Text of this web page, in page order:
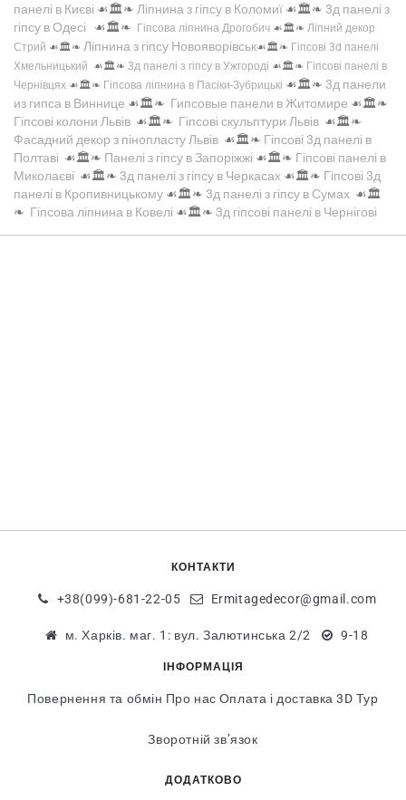
панелі в Києві ☙🏛️❧ Ліпнина з гіпсу в Коломиї ☙🏛️❧ 3д панелі з
гіпсу в Одесі ☙🏛️❧ Гіпсова ліпнина Дрогобич ☙🏛️❧ Ліпний декор
Стрий ☙🏛️❧ Ліпнина з гіпсу Новояворівськ☙🏛️❧ Гіпсові 3d панелі
Хмельницький ☙🏛️❧ 3д панелі з гіпсу в Ужгороді ☙🏛️❧ Гіпсові панелі в
Чернівцях ☙🏛️❧ Гіпсова ліпнина в Пасіки-Зубрицькі ☙🏛️❧ 3д панели
из гипса в Виннице ☙🏛️❧ Гипсовые панели в Житомире ☙🏛️❧
Гіпсові колони Львів ☙🏛️❧ Гіпсові скульптури Львів ☙🏛️❧
Фасадний декор з пінопласту Львів ☙🏛️❧ Гіпсові 3д панелі в
Полтаві ☙🏛️❧ Панелі з гіпсу в Запоріжжі ☙🏛️❧ Гіпсові панелі в
Миколаєві ☙🏛️❧ 3д панелі з гіпсу в Черкасах ☙🏛️❧ Гіпсові 3д
панелі в Кропивницькому ☙🏛️❧ 3д панелі з гіпсу в Сумах ☙🏛️
❧ Гіпсова ліпнина в Ковелі ☙🏛️❧ 3д гіпсові панелі в Чернігові
КОНТАКТИ
+38(099)-681-22-05 Ermitagedecor@gmail.com
м. Харків. маг. 1: вул. Залютинська 2/2 9-18
ІНФОРМАЦІЯ
Повернення та обмін Про нас Оплата і доставка 3D Тур
Зворотній зв’язок
ДОДАТКОВО